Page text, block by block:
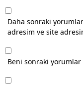
Daha sonraki
adresim ve site
Beni sonraki